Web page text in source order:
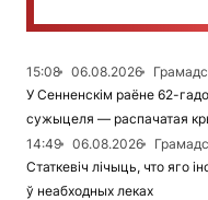
15:08 06.08.2026
У Сенненскім раёне 62-
сужыцеля — распачатая
14:49
06.08.2026
Статкевіч лічыць, что яго
ў неабходных леках